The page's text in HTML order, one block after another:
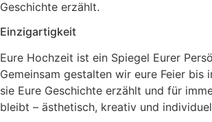
Geschichte erzählt.
Einzigartigkeit
Eure Hochzeit ist ein Spiegel Eurer
Gemeinsam gestalten wir eure Feier bis
sie Eure Geschichte erzählt und für
bleibt – ästhetisch, kreativ und